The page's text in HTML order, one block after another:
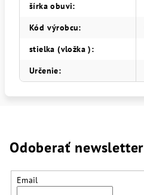
šírka obuvi:
Kód výrobcu:
stielka (vložka ):
Určenie:
Odoberať newsletter
Email